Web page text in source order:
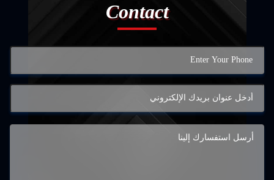
Contact